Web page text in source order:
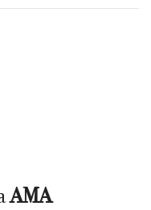
AMA